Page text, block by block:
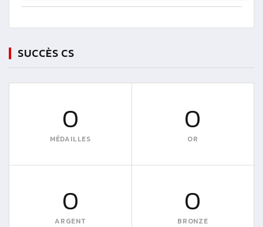
SUCCÈS CS
0
MÉDAILLES
0
OR
0
ARGENT
0
BRONZE